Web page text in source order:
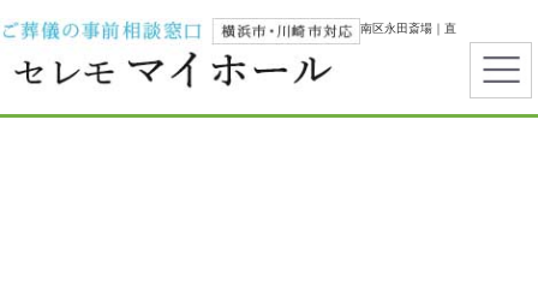
横浜市で葬儀・家族葬ならセレモマイホール｜都筑区センター南・南区永田斎場｜直
葬・一日葬・霊安室完備